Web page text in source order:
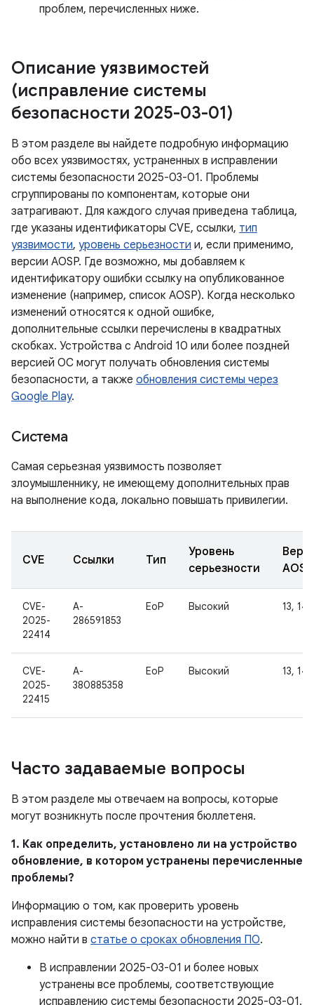
проблем, перечисленных ниже.
Описание уязвимостей
(исправление системы
безопасности 2025-03-01)
В этом разделе вы найдете подробную информацию
обо всех уязвимостях, устраненных в исправлении
системы безопасности 2025-03-01. Проблемы
сгруппированы по компонентам, которые они
затрагивают. Для каждого случая приведена таблица,
где указаны идентификаторы CVE, ссылки, тип
уязвимости, уровень серьезности и, если применимо,
версии AOSP. Где возможно, мы добавляем к
идентификатору ошибки ссылку на опубликованное
изменение (например, список AOSP). Когда несколько
изменений относятся к одной ошибке,
дополнительные ссылки перечислены в квадратных
скобках. Устройства с Android 10 или более поздней
версией ОС могут получать обновления системы
безопасности, а также обновления системы через
Google Play.
Система
Самая серьезная уязвимость позволяет
злоумышленнику, не имеющему дополнительных прав
на выполнение кода, локально повышать привилегии.
CVE Ссылки Тип
Уровень
серьезности
AOSP
CVE-
2025-
22414
A-
286591853
EoP Высокий 13, 14
CVE-
2025-
22415
A-
380885358
EoP Высокий 13, 14
Часто задаваемые вопросы
В этом разделе мы отвечаем на вопросы, которые
могут возникнуть после прочтения бюллетеня.
1. Как определить, установлено ли на устройство
обновление, в котором устранены перечисленные
проблемы?
Информацию о том, как проверить уровень
исправления системы безопасности на устройстве,
можно найти в статье о сроках обновления ПО.
В исправлении 2025-03-01 и более новых
устранены все проблемы, соответствующие
исправлению системы безопасности 2025-03-01.